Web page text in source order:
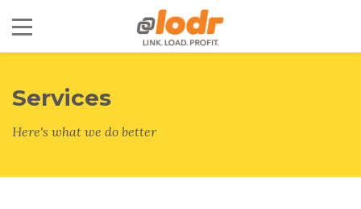
Services
Here's what we do better